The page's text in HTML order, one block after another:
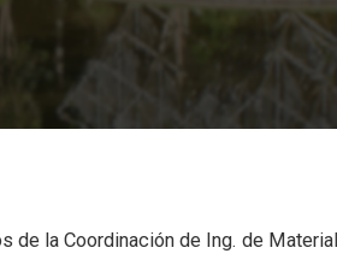
de la Coordinación de Ing. de